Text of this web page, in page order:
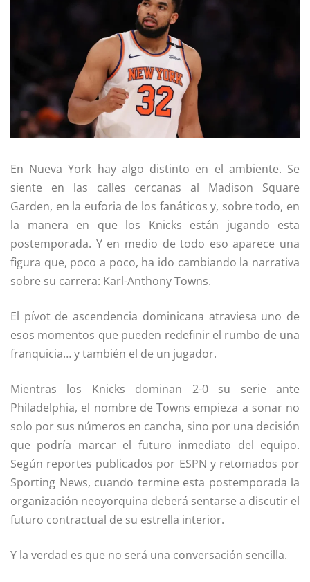
En Nueva York hay algo distinto en el ambiente. Se
siente en las calles cercanas al Madison Square
Garden, en la euforia de los fanáticos y, sobre todo, en
la manera en que los Knicks están jugando esta
postemporada. Y en medio de todo eso aparece una
figura que, poco a poco, ha ido cambiando la narrativa
sobre su carrera: Karl-Anthony Towns.
El pívot de ascendencia dominicana atraviesa uno de
esos momentos que pueden redefinir el rumbo de una
franquicia… y también el de un jugador.
Mientras los Knicks dominan 2-0 su serie ante
Philadelphia, el nombre de Towns empieza a sonar no
solo por sus números en cancha, sino por una decisión
que podría marcar el futuro inmediato del equipo.
Según reportes publicados por ESPN y retomados por
Sporting News, cuando termine esta postemporada la
organización neoyorquina deberá sentarse a discutir el
futuro contractual de su estrella interior.
Y la verdad es que no será una conversación sencilla.